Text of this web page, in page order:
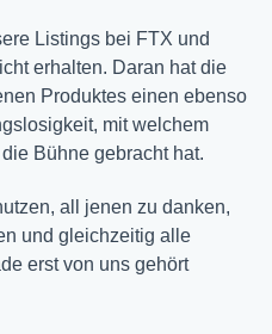
Listings bei FTX und
erhalten. Daran hat die
Produktes einen ebenso
mit welchem
Bühne gebracht hat.
all jenen zu danken,
und gleichzeitig alle
erst von uns gehört